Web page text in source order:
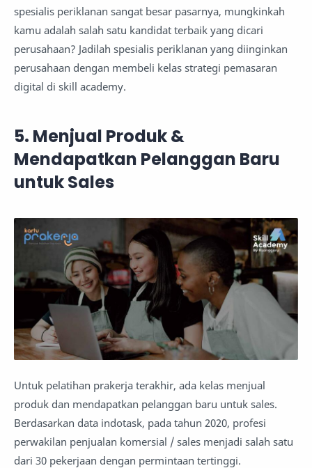
spesialis periklanan sangat besar pasarnya, mungkinkah
kamu adalah salah satu kandidat terbaik yang dicari
perusahaan? Jadilah spesialis periklanan yang diinginkan
perusahaan dengan membeli kelas strategi pemasaran
digital di skill academy.
5. Menjual Produk &
Mendapatkan Pelanggan Baru
untuk Sales
Untuk pelatihan prakerja terakhir, ada kelas menjual
produk dan mendapatkan pelanggan baru untuk sales.
Berdasarkan data indotask, pada tahun 2020, profesi
perwakilan penjualan komersial / sales menjadi salah satu
dari 30 pekerjaan dengan permintaan tertinggi.